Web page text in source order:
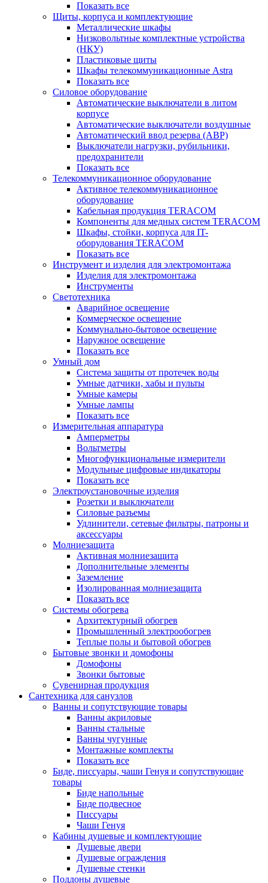
Показать все
Щиты, корпуса и комплектующие
Металлические шкафы
Низковольтные комплектные устройства
(НКУ)
Пластиковые щиты
Шкафы телекоммуникационные Astra
Показать все
Силовое оборудование
Автоматические выключатели в литом
корпусе
Автоматические выключатели воздушные
Автоматический ввод резерва (АВР)
Выключатели нагрузки, рубильники,
предохранители
Показать все
Телекоммуникационное оборудование
Активное телекоммуникационное
оборудование
Кабельная продукция TERACOM
Компоненты для медных систем TERACOM
Шкафы, стойки, корпуса для IT-
оборудования TERACOM
Показать все
Инструмент и изделия для электромонтажа
Изделия для электромонтажа
Инструменты
Светотехника
Аварийное освещение
Коммерческое освещение
Коммунально-бытовое освещение
Наружное освещение
Показать все
Умный дом
Система защиты от протечек воды
Умные датчики, хабы и пульты
Умные камеры
Умные лампы
Показать все
Измерительная аппаратура
Амперметры
Вольтметры
Многофункциональные измерители
Модульные цифровые индикаторы
Показать все
Электроустановочные изделия
Розетки и выключатели
Силовые разъемы
Удлинители, сетевые фильтры, патроны и
аксессуары
Молниезащита
Активная молниезащита
Дополнительные элементы
Заземление
Изолированная молниезащита
Показать все
Системы обогрева
Архитектурный обогрев
Промышленный электрообогрев
Теплые полы и бытовой обогрев
Бытовые звонки и домофоны
Домофоны
Звонки бытовые
Сувенирная продукция
Сантехника для санузлов
Ванны и сопутствующие товары
Ванны акриловые
Ванны стальные
Ванны чугунные
Монтажные комплекты
Показать все
Биде, писсуары, чаши Генуя и сопутствующие
товары
Биде напольные
Биде подвесное
Писсуары
Чаши Генуя
Кабины душевые и комплектующие
Душевые двери
Душевые ограждения
Душевые стенки
Поддоны душевые